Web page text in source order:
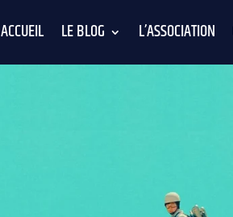
ACCUEIL LE BLOG L’ASSOCIATION